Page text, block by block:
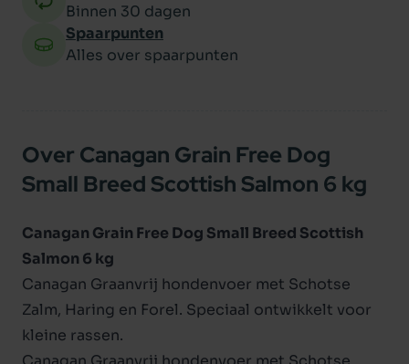
Binnen 30 dagen
Spaarpunten
Alles over spaarpunten
Over Canagan Grain Free Dog
Small Breed Scottish Salmon 6 kg
Canagan Grain Free Dog Small Breed Scottish
Salmon 6 kg
Canagan Graanvrij hondenvoer met Schotse
Zalm, Haring en Forel. Speciaal ontwikkelt voor
kleine rassen.